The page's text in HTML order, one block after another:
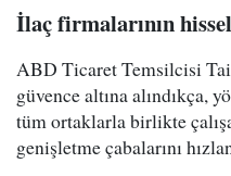
İlaç firmalarının
ABD Ticaret Temsilcisi
güvence altına alındıkça,
tüm ortaklarla birlikte
genişletme çabalarını